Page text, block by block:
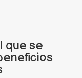
que se